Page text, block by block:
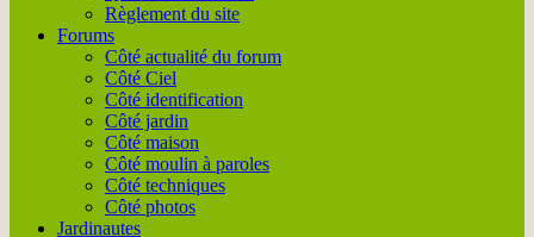
Règlement du site
Forums
Côté actualité du forum
Côté Ciel
Côté identification
Côté jardin
Côté maison
Côté moulin à paroles
Côté techniques
Côté photos
Jardinautes